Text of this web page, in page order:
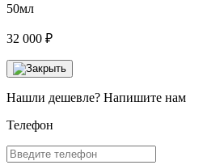
50мл
32 000 ₽
Нашли дешевле? Напишите нам
Телефон